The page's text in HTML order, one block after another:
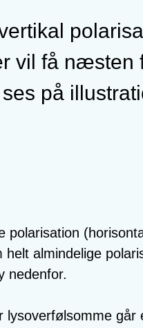
vil få
på
polarisation
almindelige
nedenfor.
lysoverfølsomme